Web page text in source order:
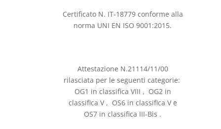
Certificato N. IT-18779 conforme alla
norma UNI EN ISO 9001:2015.
Attestazione N.21114/11/00
rilasciata per le seguenti categorie:
OG1 in classifica VIII , OG2 in
classifica V , OS6 in classifica V e
OS7 in classifica III-Bis .